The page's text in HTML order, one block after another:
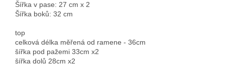
Šířka v pase: 27 cm x 2
Šířka boků: 32 cm
top
celková délka měřená od ramene - 36cm
šířka pod pažemi 33cm x2
šířka dolů 28cm x2